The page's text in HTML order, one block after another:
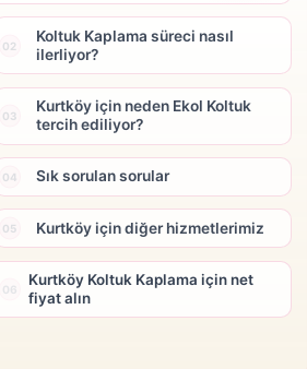
Koltuk Kaplama süreci nasıl
ilerliyor?
Kurtköy için neden Ekol Koltuk
tercih ediliyor?
Sık sorulan sorular
Kurtköy için diğer hizmetlerimiz
Kurtköy Koltuk Kaplama için net
fiyat alın